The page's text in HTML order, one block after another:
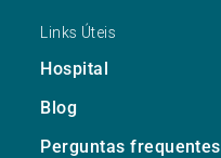
Links Úteis
Hospital
Blog
Perguntas frequentes